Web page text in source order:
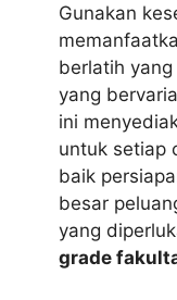
Gunakan
berlatih
yang
ini
untuk setiap
baik
besar
yang
grade